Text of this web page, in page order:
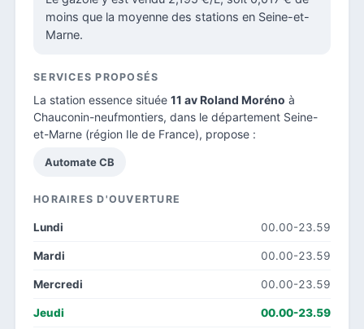
moins que la moyenne des stations en Seine-et-
Marne.
SERVICES PROPOSÉS
La station essence située 11 av Roland Moréno à
Chauconin-neufmontiers, dans le département Seine-
et-Marne (région Ile de France), propose :
Automate CB
HORAIRES D'OUVERTURE
Lundi 00.00-23.59
Mardi 00.00-23.59
Mercredi 00.00-23.59
Jeudi 00.00-23.59